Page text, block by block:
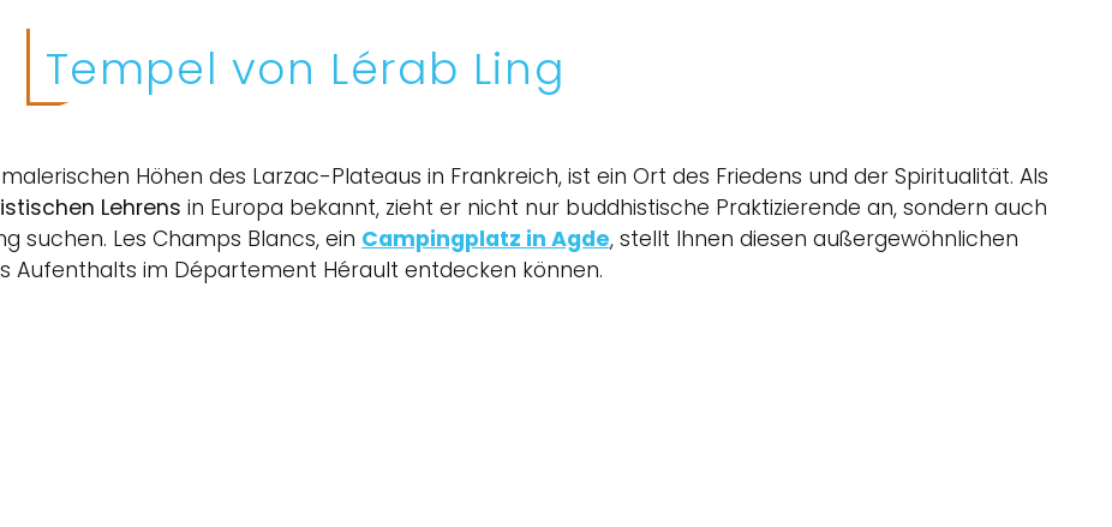
Tempel von Lérab Ling
Höhen des Larzac-Plateaus in Frankreich, ist ein Ort des Friedens und der Spiritualität. Als
Lehrens in Europa bekannt, zieht er nicht nur buddhistische Praktizierende an, sondern auch
suchen. Les Champs Blancs, ein Campingplatz in Agde, stellt Ihnen diesen außergewöhnlichen
Aufenthalts im Département Hérault entdecken können.